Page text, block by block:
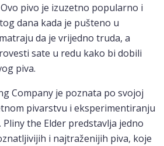
pivo je izuzetno popularno i
dana kada je pušteno u
da je vrijedno truda, a
sate u redu kako bi dobili
piva.
Company je poznata po svojoj
pivarstvu i eksperimentiranju
the Elder predstavlja jedno
i najtraženijih piva, koje